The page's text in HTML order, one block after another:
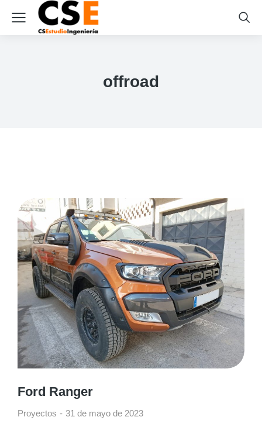
offroad
Ford Ranger
Proyectos 31 de mayo de 2023